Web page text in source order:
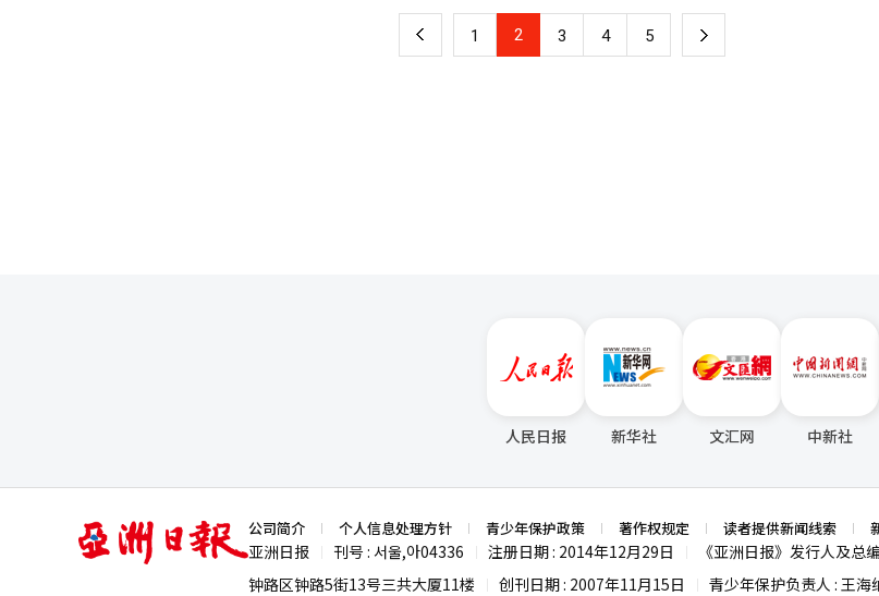
的。”※ 本报道经人工智能（AI）系统翻译与编辑。
表示：“当前的走势更像是在KOSPI高点区间出现的短期波动应对，而非激进的下跌押注。
空头回补的局面也难以排除。”※ 本报道经人工智能（AI）系统翻译与编辑。
KOSPI指数相对，全球其他股市因美国国债收益率的急剧上升而普遍下跌。15日（当地时间
指数下跌1.07%，标准普尔500指数下跌1.24%，纳斯达克指数下跌1.54%。亚洲和欧洲股
截至当天下午3时30分，日本日经225指数下跌0.97%，香港恒生指数下跌1.56%，香港H指
上 1 2 3 4 5 下
人民日报 新华社 文汇网 中新社
亚
洲
日
公司简介 个人信息处理方针 青少年保护政策 著作权规定 读者提供新闻线索
亚洲日报 刊号 : 서울,아04336 注册日期 : 2014年12月29日 《亚洲日报》发行人及总
钟路区钟路5街13号三共大厦11楼
创刊日期 : 2007年11月15日 青少年保护负责人 : 王